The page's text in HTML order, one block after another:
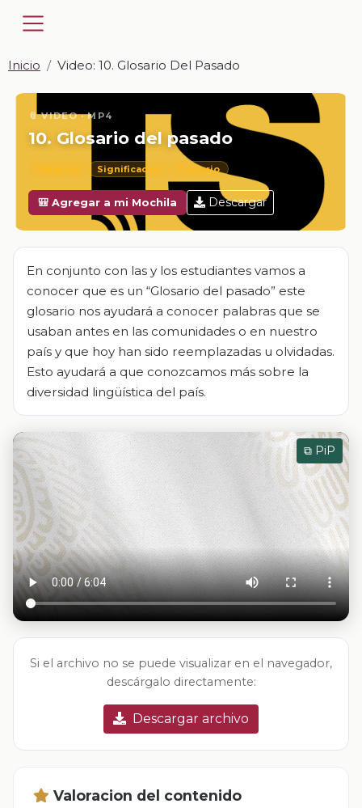
Inicio Video: 10. Glosario Del Pasado
📎 VIDEO · MP4
10. Glosario del pasado
Palabras Significados Glosario
🎒 Agregar a mi Mochila Descargar
En conjunto con las y los estudiantes vamos a
conocer que es un “Glosario del pasado” este
glosario nos ayudará a conocer palabras que se
usaban antes en las comunidades o en nuestro
país y que hoy han sido reemplazadas u olvidadas.
Esto ayudará a que conozcamos más sobre la
diversidad lingüística del país.
⧉ PiP
Si el archivo no se puede visualizar en el navegador,
descárgalo directamente:
Descargar archivo
Valoracion del contenido